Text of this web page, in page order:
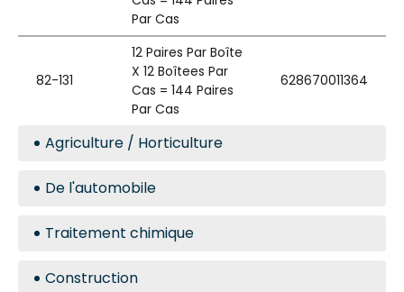
Par Cas
82-131
12 Paires Par Boîte
X 12 Boîtees Par
Cas = 144 Paires
Par Cas
628670011364
Agriculture / Horticulture
De l'automobile
Traitement chimique
Construction